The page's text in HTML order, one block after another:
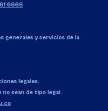
6666
generales y servicios de la
legales.
sean de tipo legal.